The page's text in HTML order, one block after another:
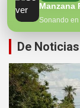
Sonando en
¡Perversidad sin
De Noticias